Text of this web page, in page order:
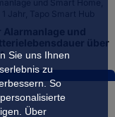
Sie uns Ihnen
zu
So
Über
und
über